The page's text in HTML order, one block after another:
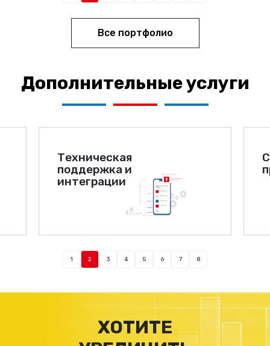
Все портфолио
Дополнительные услуги
Техническая
поддержка и
интеграции
1 2 3 4 5 6 7 8
ХОТИТЕ